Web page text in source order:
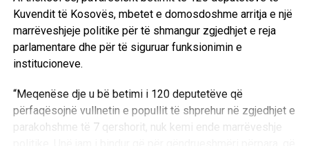
Kuvendit të Kosovës, mbetet e domosdoshme arritja e një
marrëveshjeje politike për të shmangur zgjedhjet e reja
parlamentare dhe për të siguruar funksionimin e
institucioneve.
“Meqenëse dje u bë betimi i 120 deputetëve që
përfaqësojnë vullnetin e popullit të shprehur në zgjedhjet e
parakohshme të 7 qershorit, nuk kemi ende marrëveshje